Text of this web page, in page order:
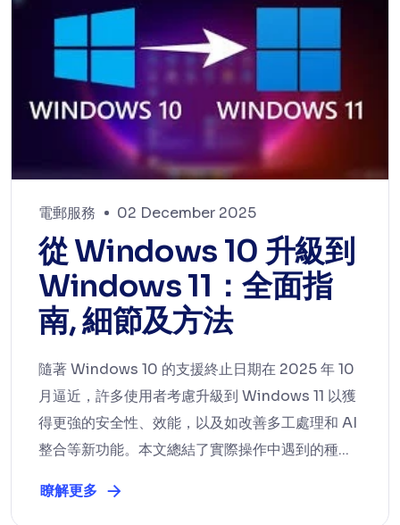
電郵服務 02 December 2025
從 Windows 10 升級到
Windows 11：全面指
南, 細節及方法
隨著 Windows 10 的支援終止日期在 2025 年 10
月逼近，許多使用者考慮升級到 Windows 11 以獲
得更強的安全性、效能，以及如改善多工處理和 AI
整合等新功能。本文總結了實際操作中遇到的種...
瞭解更多